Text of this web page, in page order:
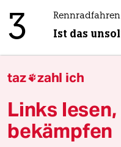
3 Ist das
4 Linken-
„Dem
taz zahl ich
Links
bekämpfen